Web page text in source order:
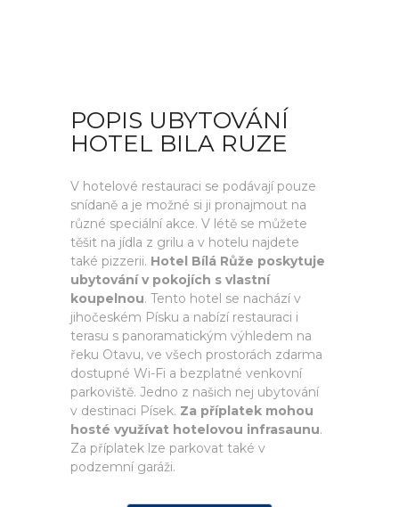
POPIS UBYTOVÁNÍ
HOTEL BILA RUZE
V hotelové restauraci se podávají pouze
snídaně a je možné si ji pronajmout na
různé speciální akce. V létě se můžete
těšit na jídla z grilu a v hotelu najdete
také pizzerii. Hotel Bílá Růže poskytuje
ubytování v pokojích s vlastní
koupelnou. Tento hotel se nachází v
jihočeském Písku a nabízí restauraci i
terasu s panoramatickým výhledem na
řeku Otavu, ve všech prostorách zdarma
dostupné Wi-Fi a bezplatné venkovní
parkoviště. Jedno z našich nej ubytování
v destinaci Písek. Za příplatek mohou
hosté využívat hotelovou infrasaunu.
Za příplatek lze parkovat také v
podzemní garáži.